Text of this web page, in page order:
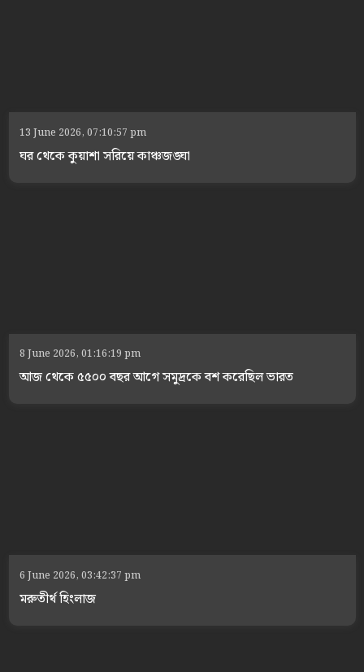
13 June 2026, 07:10:57 pm
ঘর থেকে কুয়াশা সরিয়ে কাঞ্চজঙ্ঘা
8 June 2026, 01:16:19 pm
আজ থেকে ৫৫০০ বছর আগে সমুদ্রকে বশ করেছিল ভারত
6 June 2026, 03:42:37 pm
মরুতীর্থ হিংলাজ